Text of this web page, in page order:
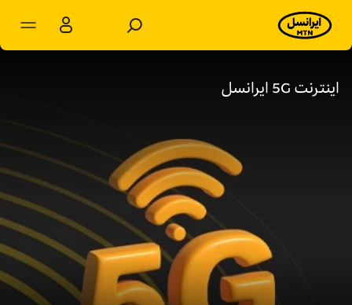
سرویس‌های ویژه
اینترنت 5G ایرانسل